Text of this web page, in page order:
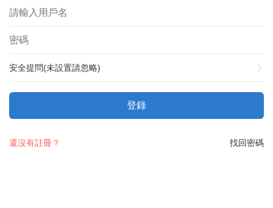
安全提問(未設置請忽略)
登錄
找回密碼
還沒有註冊？